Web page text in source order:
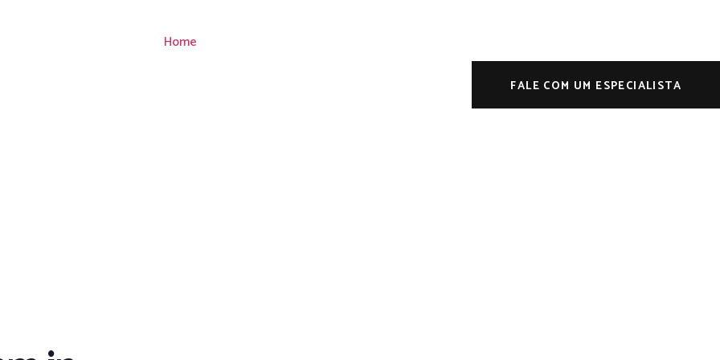
Home
FALE COM UM ESPECIALISTA